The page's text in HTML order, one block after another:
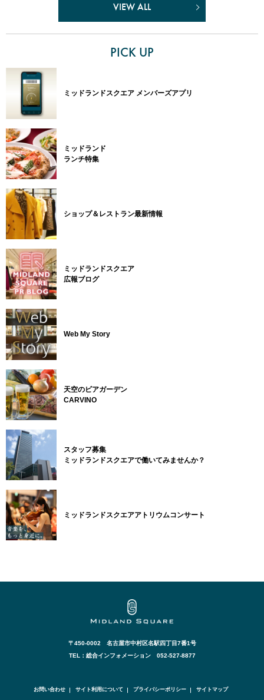
VIEW ALL
PICK UP
ミッドランドスクエア メンバーズアプリ
ミッドランド
ランチ特集
ショップ＆レストラン最新情報
ミッドランドスクエア
広報ブログ
Web My Story
天空のビアガーデン
CARVINO
スタッフ募集
ミッドランドスクエアで働いてみませんか？
ミッドランドスクエアアトリウムコンサート
〒450-0002 名古屋市中村区名駅四丁目7番1号
TEL：総合インフォメーション 052-527-8877
お問い合わせ サイト利用について プライバシーポリシー サイトマップ